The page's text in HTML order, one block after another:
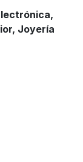
Joyería